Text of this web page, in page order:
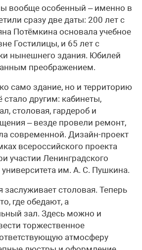
вообще особенный – именно в
сразу две даты: 200 лет с
Потёмкина основала учебное
Гостилицы, и 65 лет с
нынешнего здания. Юбилей
преображением.
само здание, но и территорию
стало другим: кабинеты,
столовая, гардероб и
– везде провели ремонт,
современной. Дизайн-проект
всероссийского проекта
участии Ленинградского
университета им. А. С. Пушкина.
столовая. Теперь
где обедают, а
зал. Здесь можно и
торжественное
атмосферу